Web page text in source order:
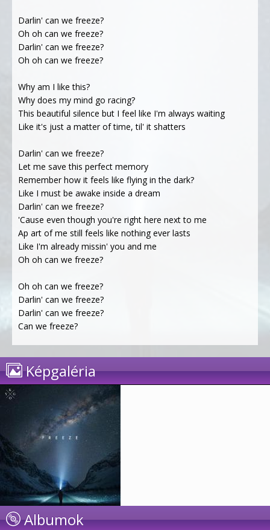
Darlin' can we freeze?
Oh oh can we freeze?
Darlin' can we freeze?
Oh oh can we freeze?
Why am I like this?
Why does my mind go racing?
This beautiful silence but I feel like I'm always waiting
Like it's just a matter of time, til' it shatters
Darlin' can we freeze?
Let me save this perfect memory
Remember how it feels like flying in the dark?
Like I must be awake inside a dream
Darlin' can we freeze?
'Cause even though you're right here next to me
Ap art of me still feels like nothing ever lasts
Like I'm already missin' you and me
Oh oh can we freeze?
Oh oh can we freeze?
Darlin' can we freeze?
Darlin' can we freeze?
Can we freeze?
Képgaléria
Albumok